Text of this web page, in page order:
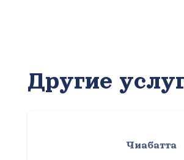
Другие
Чиабатта